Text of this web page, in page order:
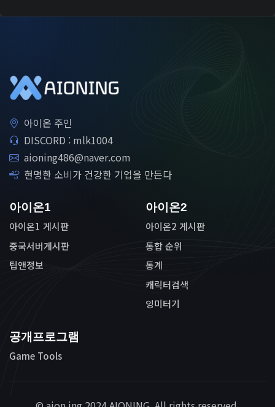
아이온 주인
DISCORD : mlk1004
aioning486@naver.com
현명한 소비가 건강한 기업을 만든다
아이온1
아이온1 게시판
중국서버게시판
팁앤정보
아이온2
아이온2 게시판
통합 순위
통계
캐릭터검색
잉미터기
공개프로그램
Game Tools